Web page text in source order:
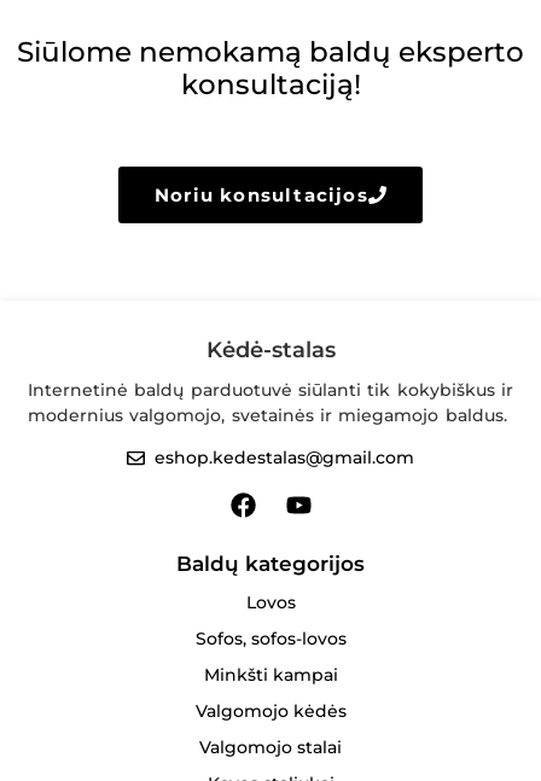
Siūlome nemokamą baldų eksperto
konsultaciją!
Noriu konsultacijos
Kėdė-stalas
Internetinė baldų parduotuvė siūlanti tik kokybiškus ir
modernius valgomojo, svetainės ir miegamojo baldus.
eshop.kedestalas@gmail.com
Baldų kategorijos
Lovos
Sofos, sofos-lovos
Minkšti kampai
Valgomojo kėdės
Valgomojo stalai